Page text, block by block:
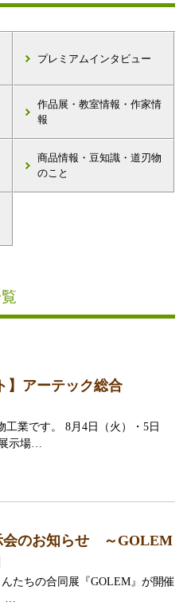
プレミアムインタビュー
作品展・教室情報・作家情
報
商品情報・豆知識・道刃物
のこと
】アーテック総合
業です。 8月4日（火）・5日
示場…
会のお知らせ ～GOLEM
たちの合同展『GOLEM』が開催
…